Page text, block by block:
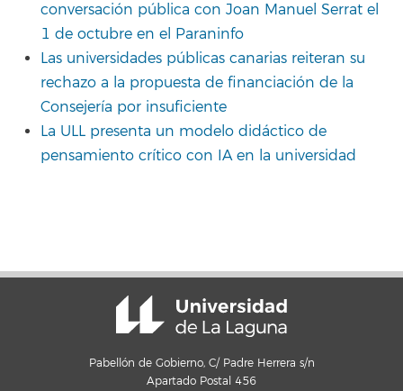
conversación pública con Joan Manuel Serrat el
1 de octubre en el Paraninfo
Las universidades públicas canarias reiteran su
rechazo a la propuesta de financiación de la
Consejería por insuficiente
La ULL presenta un modelo didáctico de
pensamiento crítico con IA en la universidad
Pabellón de Gobierno, C/ Padre Herrera s/n
Apartado Postal 456